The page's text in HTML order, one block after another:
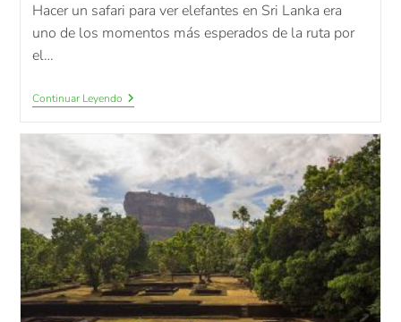
Hacer un safari para ver elefantes en Sri Lanka era
uno de los momentos más esperados de la ruta por
el…
Continuar Leyendo